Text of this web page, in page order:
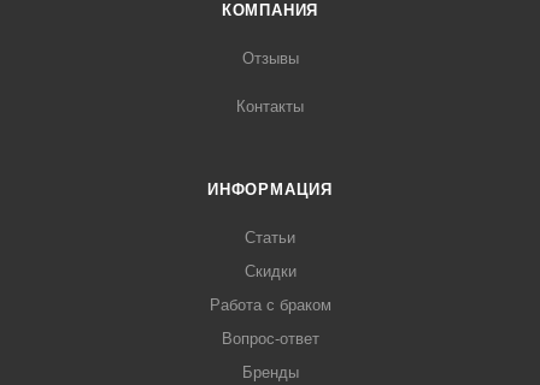
КОМПАНИЯ
Отзывы
Контакты
ИНФОРМАЦИЯ
Статьи
Скидки
Работа с браком
Вопрос-ответ
Бренды